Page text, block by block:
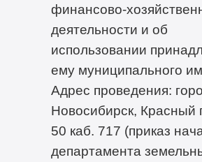
финансово-
деятельности и об
использовании
ему муниципального
Адрес проведения:
Новосибирск, Красный
50 каб. 717 (приказ
департамента